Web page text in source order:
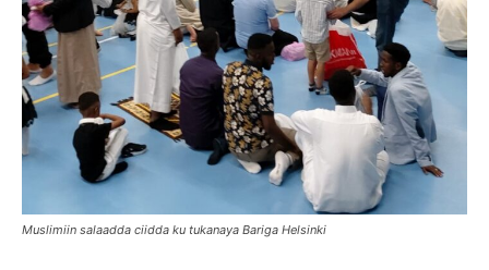
Muslimiin salaadda ciidda ku tukanaya Bariga Helsinki